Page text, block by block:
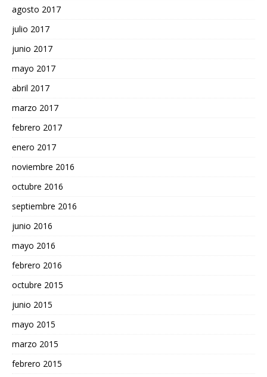
agosto 2017
julio 2017
junio 2017
mayo 2017
abril 2017
marzo 2017
febrero 2017
enero 2017
noviembre 2016
octubre 2016
septiembre 2016
junio 2016
mayo 2016
febrero 2016
octubre 2015
junio 2015
mayo 2015
marzo 2015
febrero 2015